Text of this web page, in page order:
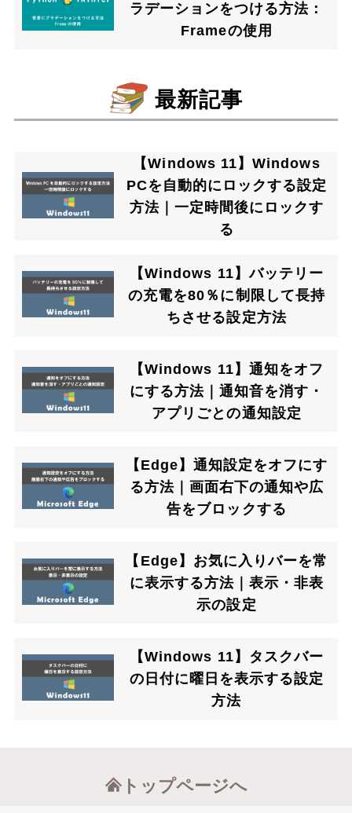
ラデーションをつける方法：
Frameの使用
最新記事
【Windows 11】Windows
PCを自動的にロックする設定
方法｜一定時間後にロックす
る
【Windows 11】バッテリー
の充電を80％に制限して長持
ちさせる設定方法
【Windows 11】通知をオフ
にする方法｜通知音を消す・
アプリごとの通知設定
【Edge】通知設定をオフにす
る方法｜画面右下の通知や広
告をブロックする
【Edge】お気に入りバーを常
に表示する方法｜表示・非表
示の設定
【Windows 11】タスクバー
の日付に曜日を表示する設定
方法
トップページへ